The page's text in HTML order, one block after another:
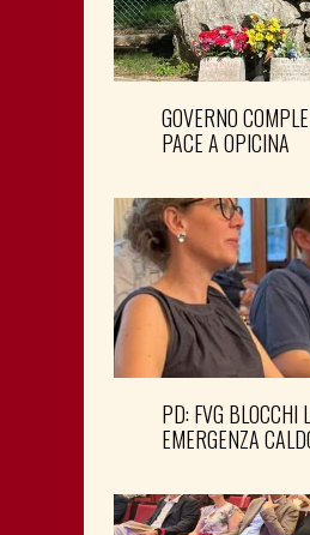
GOVERNO
PACE A OPICINA
PD: FVG BLOCCHI
EMERGENZA